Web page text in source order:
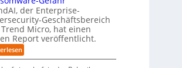
F
o
r
m
w
a
b
e
r
n
i
c
O
r
i
e
n
t
t
r
i
a
l
A
I
der Enterprise-
Geschäftsbereich
Micro, hat einen
Report veröffentlicht.
:
T